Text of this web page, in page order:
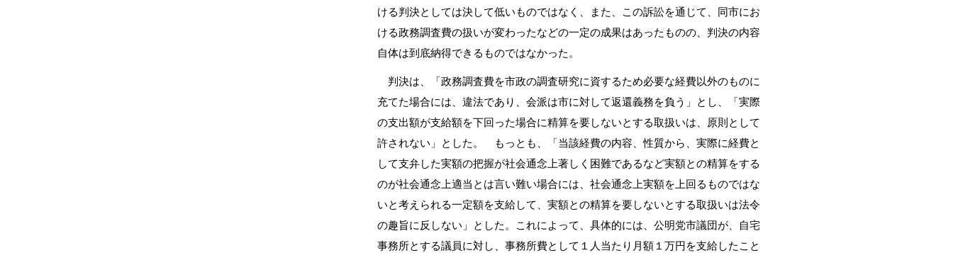
ける判決としては決して低いものではなく、また、この訴訟を通じて、同市にお
ける政務調査費の扱いが変わったなどの一定の成果はあったものの、判決の内容
自体は到底納得できるものではなかった。
判決は、「政務調査費を市政の調査研究に資するため必要な経費以外のものに
充てた場合には、違法であり、会派は市に対して返還義務を負う」とし、「実際
の支出額が支給額を下回った場合に精算を要しないとする取扱いは、原則として
許されない」とした。 もっとも、「当該経費の内容、性質から、実際に経費と
して支弁した実額の把握が社会通念上著しく困難であるなど実額との精算をする
のが社会通念上適当とは言い難い場合には、社会通念上実額を上回るものではな
いと考えられる一定額を支給して、実額との精算を要しないとする取扱いは法令
の趣旨に反しない」とした。これによって、具体的には、公明党市議団が、自宅
事務所とする議員に対し、事務所費として１人当たり月額１万円を支給したこと